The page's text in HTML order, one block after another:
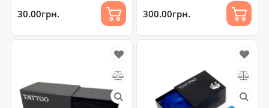
30.00грн. 300.00грн.